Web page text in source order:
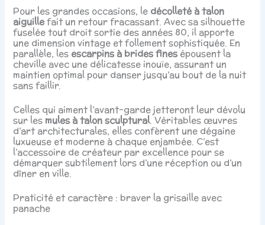
Pour les grandes occasions, le décolleté à talon
aiguillefait un retour fracassant. Avec sa silhouette
fuselée tout droit sortie des années 80, il apporte
une dimension vintage et follement sophistiquée. En
parallèle, les escarpins à brides fines épousent la
cheville avec une délicatesse inouïe, assurant un
maintien optimal pour danser jusqu’au bout de la nuit
sans faillir.
Celles qui aiment l’avant-garde jetteront leur dévolu
sur les mules à talon sculptural. Véritables œuvres
d’art architecturales, elles confèrent une dégaine
luxueuse et moderne à chaque enjambée. C’est
l’accessoire de créateur par excellence pour se
démarquer subtilement lors d’une réception ou d’un
dîner en ville.
Praticité et caractère : braver la grisaille avec
panache